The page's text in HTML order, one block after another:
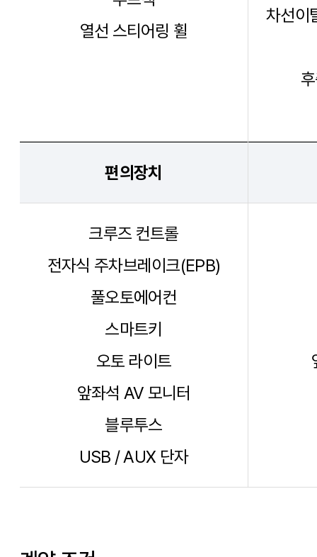
열선 스티어링 휠
차선이
편의장치
크루즈 컨트롤
전자식 주차브레이크(EPB)
풀오토에어컨
스마트키
오토 라이트
앞좌석 AV 모니터
블루투스
USB / AUX 단자